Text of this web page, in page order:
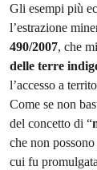
Gli esempi più
l’estrazione
490/2007, che
delle terre
l’accesso a
Come se non
del concetto di “
che non
cui fu